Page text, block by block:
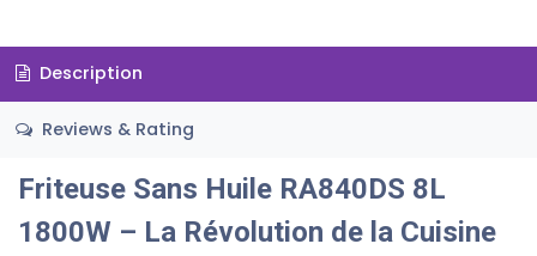
Description
Reviews & Rating
Friteuse Sans Huile RA840DS 8L
1800W – La Révolution de la Cuisine